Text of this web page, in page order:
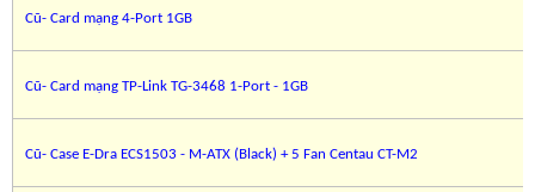
Cũ- Card mạng 4-Port 1GB
Cũ- Card mạng TP-Link TG-3468 1-Port - 1GB
Cũ- Case E-Dra ECS1503 - M-ATX (Black) + 5 Fan Centau CT-M2